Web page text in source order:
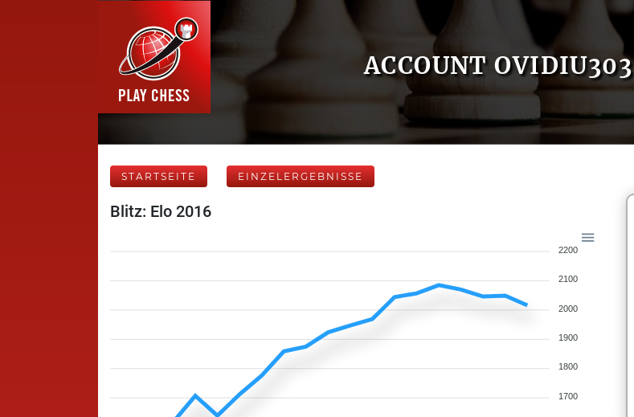
ACCOUNT OVIDIU303
STARTSEITE EINZELERGEBNISSE
Blitz: Elo 2016
2200
2100
2000
1900
1800
1700